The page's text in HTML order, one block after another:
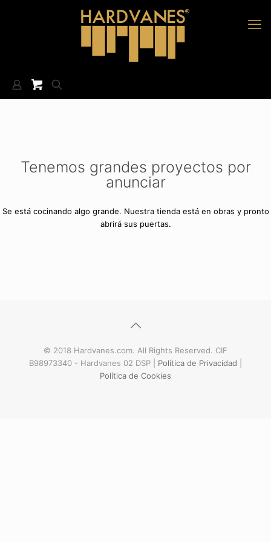
Tenemos grandes proyectos por
anunciar
Se está cocinando algo grande. Nuestra tienda está en obras y pronto
abrirá sus puertas.
© 2018 Hardvanes.com. All Rights Reserved. CIF
B98973340 - Hardvanes 02 DSP | Política de Privacidad
Política de Cookies